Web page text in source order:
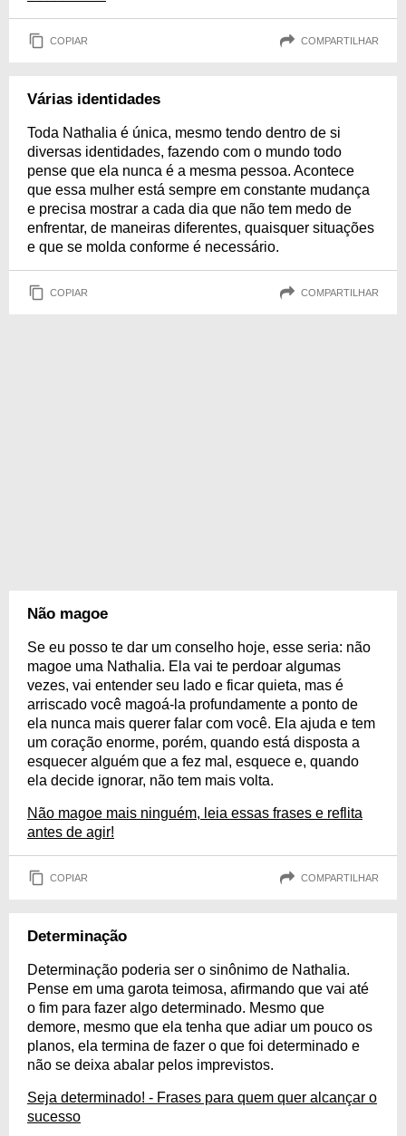
COPIAR COMPARTILHAR
Várias identidades
Toda Nathalia é única, mesmo tendo dentro de si
diversas identidades, fazendo com o mundo todo
pense que ela nunca é a mesma pessoa. Acontece
que essa mulher está sempre em constante mudança
e precisa mostrar a cada dia que não tem medo de
enfrentar, de maneiras diferentes, quaisquer situações
e que se molda conforme é necessário.
COPIAR COMPARTILHAR
Não magoe
Se eu posso te dar um conselho hoje, esse seria: não
magoe uma Nathalia. Ela vai te perdoar algumas
vezes, vai entender seu lado e ficar quieta, mas é
arriscado você magoá-la profundamente a ponto de
ela nunca mais querer falar com você. Ela ajuda e tem
um coração enorme, porém, quando está disposta a
esquecer alguém que a fez mal, esquece e, quando
ela decide ignorar, não tem mais volta.
Não magoe mais ninguém, leia essas frases e reflita
antes de agir!
COPIAR COMPARTILHAR
Determinação
Determinação poderia ser o sinônimo de Nathalia.
Pense em uma garota teimosa, afirmando que vai até
o fim para fazer algo determinado. Mesmo que
demore, mesmo que ela tenha que adiar um pouco os
planos, ela termina de fazer o que foi determinado e
não se deixa abalar pelos imprevistos.
Seja determinado! - Frases para quem quer alcançar o
sucesso